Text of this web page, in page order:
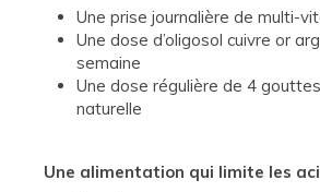
Une prise journalière de multi-
Une dose d’oligosol cuivre or
semaine
Une dose régulière de 4
naturelle
Une alimentation qui limite les